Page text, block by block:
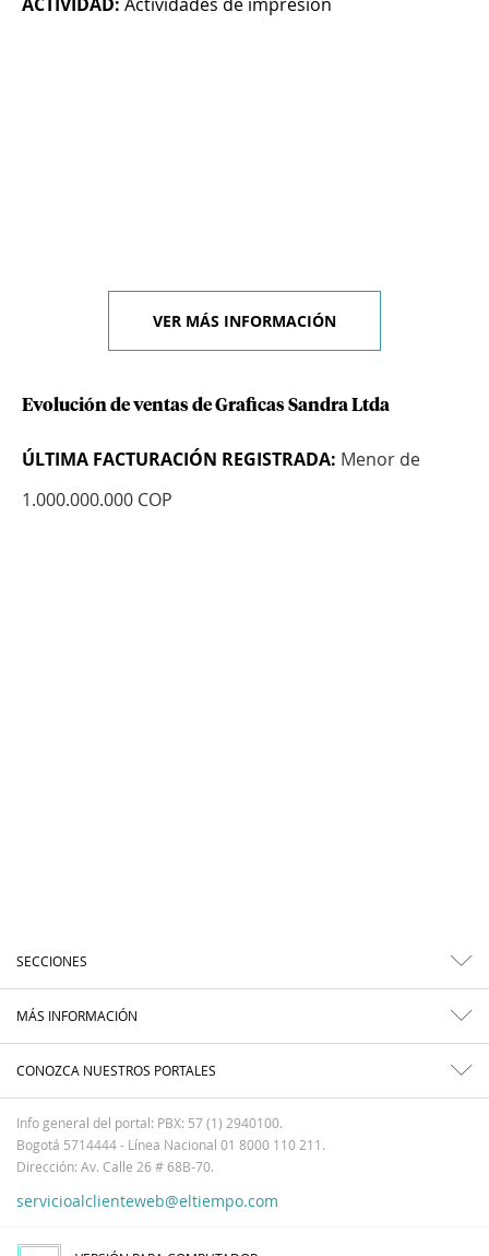
VER MÁS INFORMACIÓN
Evolución de ventas de Graficas Sandra Ltda
ÚLTIMA FACTURACIÓN REGISTRADA: Menor de
1.000.000.000 COP
SECCIONES
MÁS INFORMACIÓN
CONOZCA NUESTROS PORTALES
Info general del portal: PBX: 57 (1) 2940100.
Bogotá 5714444 - Línea Nacional 01 8000 110 211.
Dirección: Av. Calle 26 # 68B-70.
servicioalclienteweb@eltiempo.com